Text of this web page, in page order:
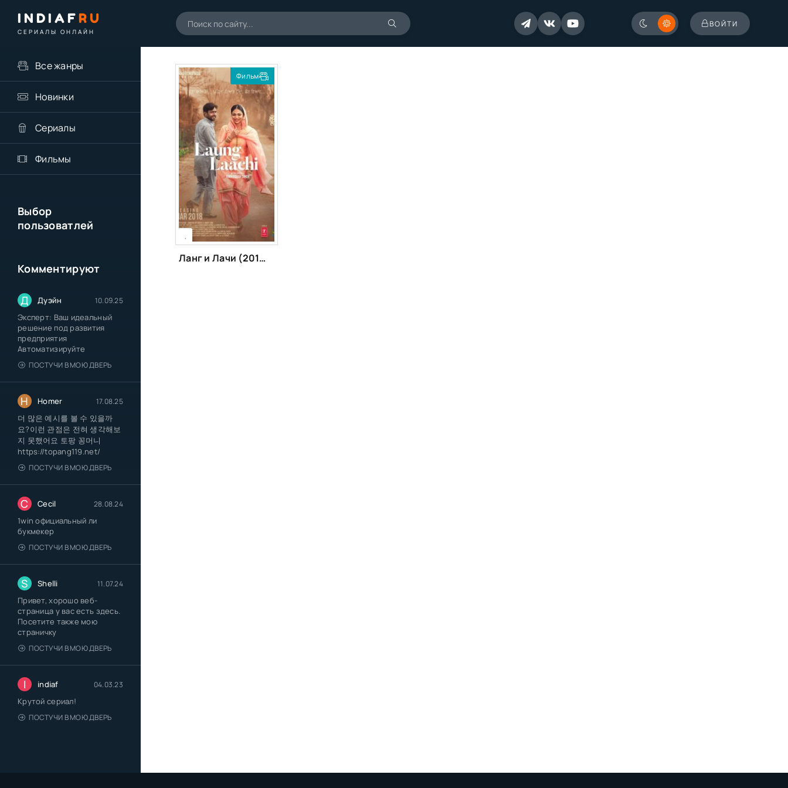
INDIAFRU
СЕРИАЛЫ ОНЛАЙН
ВОЙТИ
Все жанры
Новинки
Сериалы
Фильмы
Выбор
пользоватлей
Комментируют
Д Дуэйн 10.09.25
Эксперт: Ваш идеальный
решение под развития
предприятия
Автоматизируйте
ПОСТУЧИ В МОЮ ДВЕРЬ
H Homer 17.08.25
더 많은 예시를 볼 수 있을까
요?이런 관점은 전혀 생각해보
지 못했어요 토팡 꽁머니
https://topang119.net/
ПОСТУЧИ В МОЮ ДВЕРЬ
C Cecil 28.08.24
1win официальный ли
букмекер
ПОСТУЧИ В МОЮ ДВЕРЬ
S Shelli 11.07.24
Привет, хорошо веб-
страница у вас есть здесь.
Посетите также мою
страничку
ПОСТУЧИ В МОЮ ДВЕРЬ
I indiaf 04.03.23
Крутой сериал!
ПОСТУЧИ В МОЮ ДВЕРЬ
Фильм
[xfgiven_season]
,[/xfgiven_season]
Ланг и Лачи (2018)